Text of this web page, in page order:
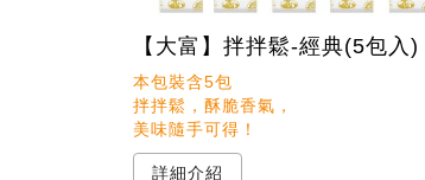
【大富】拌拌鬆-經典(5包入)
本包裝含5包
拌拌鬆，酥脆香氣，
詳細介紹